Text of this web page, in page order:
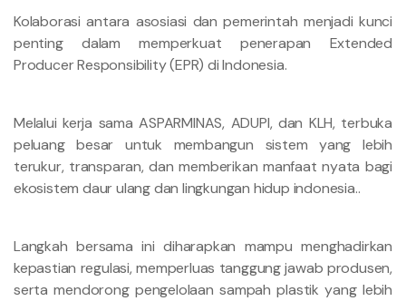
Kolaborasi antara asosiasi dan pemerintah menjadi kunci
penting dalam memperkuat penerapan Extended
Producer Responsibility (EPR) di Indonesia.
Melalui kerja sama ASPARMINAS, ADUPI, dan KLH, terbuka
peluang besar untuk membangun sistem yang lebih
terukur, transparan, dan memberikan manfaat nyata bagi
ekosistem daur ulang dan lingkungan hidup indonesia..
Langkah bersama ini diharapkan mampu menghadirkan
kepastian regulasi, memperluas tanggung jawab produsen,
serta mendorong pengelolaan sampah plastik yang lebih